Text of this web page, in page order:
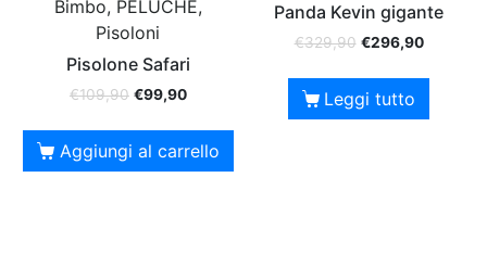
Bimbo, PELUCHE,
Pisoloni
Pisolone Safari
€109,90 €99,90
Aggiungi al carrello
Panda Kevin gigante
€329,90 €296,90
Leggi tutto